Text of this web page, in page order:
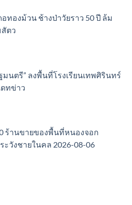
องม้วน ช้างป่าวัยราว 50 ปี ล้ม
ตว
มนตรี” ลงพื้นที่โรงเรียนเทพศิรินทร์
ทข่าว
ร้านขายของพื้นที่หนองจอก
ะวังชายในคล 2026-08-06